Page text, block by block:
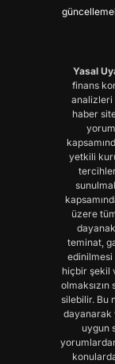
Yasal
finans
analizleri
haber
yorum
yetkili
üzere
teminat,
edinilmesi
hiçbir şekil
silebilir. Bu
dayanarak
uygun